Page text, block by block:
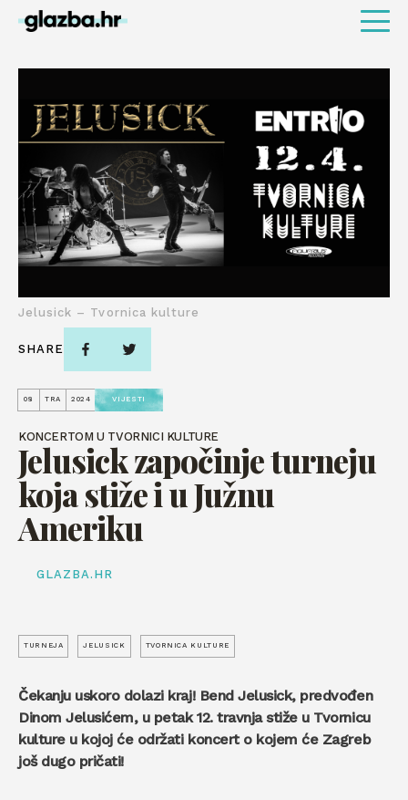
08 TRA 2024 VIJESTI
KONCERTOM U TVORNICI KULTURE
Jelusick započinje turneju
koja stiže i u Južnu
Ameriku
GLAZBA.HR
Jelusick – Tvornica kulture
SHARE
TURNEJA JELUSICK TVORNICA KULTURE
Čekanju uskoro dolazi kraj! Bend Jelusick, predvođen
Dinom Jelusićem, u petak 12. travnja stiže u Tvornicu
kulture u kojoj će održati koncert o kojem će Zagreb
još dugo pričati!